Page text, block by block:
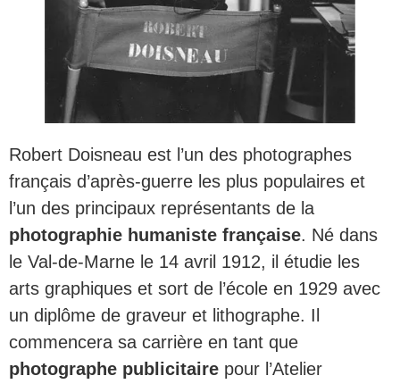
Robert Doisneau est l’un des photographes
français d’après-guerre les plus populaires et
l’un des principaux représentants de la
photographie humaniste française. Né dans
le Val-de-Marne le 14 avril 1912, il étudie les
arts graphiques et sort de l’école en 1929 avec
un diplôme de graveur et lithographe. Il
commencera sa carrière en tant que
photographe publicitaire pour l’Atelier